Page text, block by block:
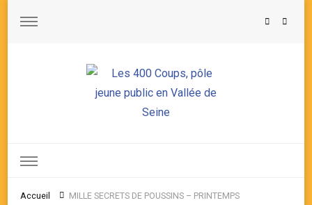
Accueil MILLE SECRETS DE POUSSINS – PRINTEMPS